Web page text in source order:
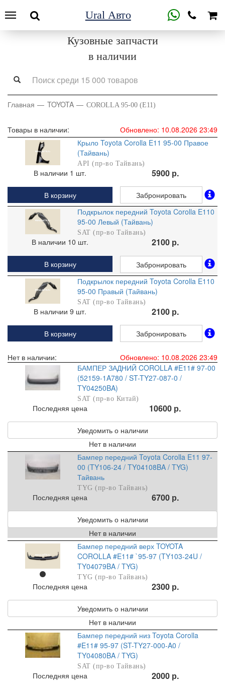
Ural Авто
Кузовные запчасти
в наличии
Главная TOYOTA COROLLA 95-00 (E11)
Товары в наличии:
Обновлено: 10.08.2026 23:49
Крыло Toyota Corolla E11 95-00 Правое
(Тайвань)
API (пр-во Тайвань)
В наличии 1 шт. 5900 р.
В корзину
Забронировать
Подкрылок передний Toyota Corolla E110
95-00 Левый (Тайвань)
SAT (пр-во Тайвань)
В наличии 10 шт. 2100 р.
В корзину
Забронировать
Подкрылок передний Toyota Corolla E110
95-00 Правый (Тайвань)
SAT (пр-во Тайвань)
В наличии 9 шт. 2100 р.
В корзину Забронировать
Нет в наличии:
Обновлено: 10.08.2026 23:49
БАМПЕР ЗАДНИЙ COROLLA #E11# 97-00
(52159-1A780 / ST-TY27-087-0 /
TY04250BA)
SAT (пр-во Китай)
Последняя цена 10600 р.
Уведомить о наличии
Нет в наличии
Бампер передний Toyota Corolla E11 97-
00 (TY106-24 / TY04108BA / TYG)
Тайвань
TYG (пр-во Тайвань)
Последняя цена 6700 р.
Уведомить о наличии
Нет в наличии
Бампер передний верх TOYOTA
COROLLA #E11# `95-97 (TY103-24U /
TY04079BA / TYG)
TYG (пр-во Тайвань)
Последняя цена 2300 р.
Уведомить о наличии
Нет в наличии
Бампер передний низ Toyota Corolla
#E11# 95-97 (ST-TY27-000-A0 /
TY04080BA / TYG)
SAT (пр-во Тайвань)
Последняя цена 2000 р.